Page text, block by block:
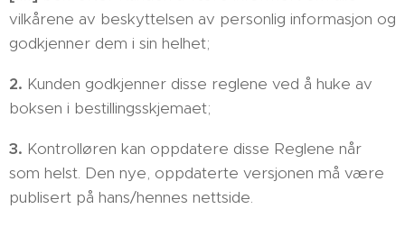
vilkårene av beskyttelsen av personlig informasjon og
godkjenner dem i sin helhet;
2. Kunden godkjenner disse reglene ved å huke av
boksen i bestillingsskjemaet;
3. Kontrolløren kan oppdatere disse Reglene når
som helst. Den nye, oppdaterte versjonen må være
publisert på hans/hennes nettside.